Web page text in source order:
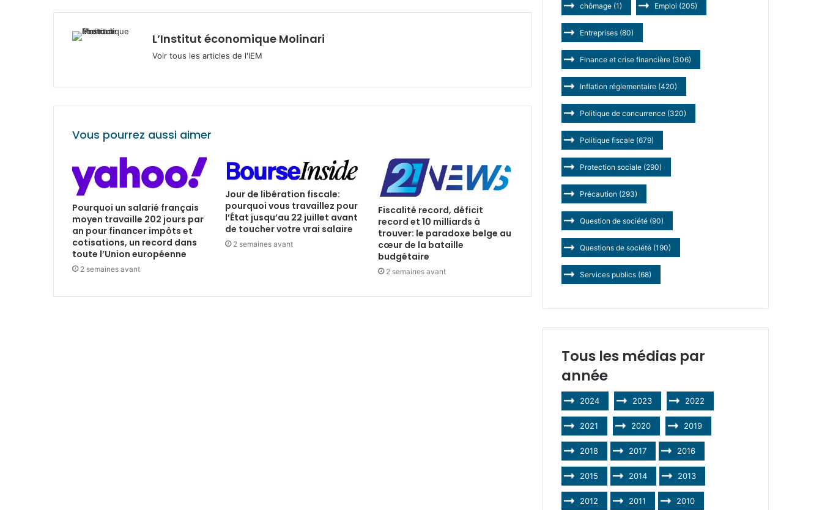
L’Institut économique Molinari
Voir tous les articles de l'IEM
Vous pourrez aussi aimer
Pourquoi un salarié français
moyen travaille 202 jours par
an pour financer impôts et
cotisations, un record dans
toute l’Union européenne
2 semaines avant
Jour de libération fiscale:
pourquoi vous travaillez pour
l’État jusqu’au 22 juillet avant
de toucher votre vrai salaire
2 semaines avant
Fiscalité record, déficit
record et 10 milliards à
trouver: le paradoxe belge au
cœur de la bataille
budgétaire
2 semaines avant
chômage (1) Emploi (205)
Entreprises (80)
Finance et crise financière (306)
Inflation réglementaire (420)
Politique de concurrence (320)
Politique fiscale (679)
Protection sociale (290)
Précaution (293)
Question de société (90)
Questions de société (190)
Services publics (68)
Tous les médias par
année
2024 2023 2022
2021 2020 2019
2018 2017 2016
2015 2014 2013
2012 2011 2010